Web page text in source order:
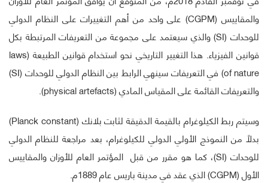
والمقاييس (CGPM) على واحد من أهم التغييرات على النظام الدولي
للوحدات (SI) والذي سيعتمد على مجموعة من التعريفات المرتبطة بكل
قوانين الفيزياء. هذا التغيير التاريخي نحو استخدام قوانين الطبيعة (laws
of nature) في التعريفات سينهي الرابط بين النظام الدولي للوحدات (SI)
والتعريفات القائمة على المقياس المادي (physical artefacts).
وسيتم ربط الكيلوغرام بالقيمة الدقيقة لثابت بلانك (Planck constant)
بدلاً من النموذج الأولي الدولي للكيلوغرام، بعد مراجعة للنظام الدولي
للوحدات (SI)، كما هو مقرر من قبل المؤتمر العام للأوزان والمقاييس
الأول (CGPM) الذي عقد في مدينة باريس عام 1889م.